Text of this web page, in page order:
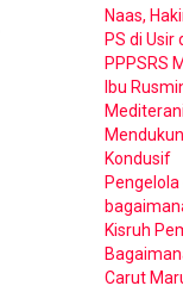
Naas,
PS di
PPPSRS
Ibu
Kondusif
Kisruh
Carut